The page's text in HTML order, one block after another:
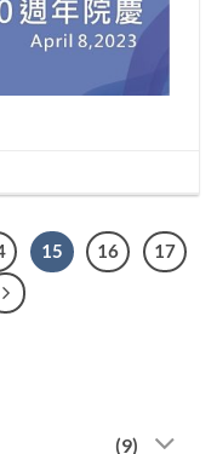
15 16
17
(9)